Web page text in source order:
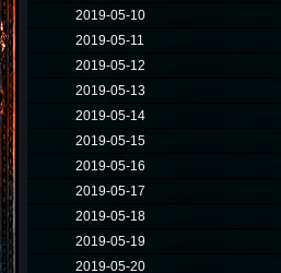
2019-05-10
2019-05-11
2019-05-12
2019-05-13
2019-05-14
2019-05-15
2019-05-16
2019-05-17
2019-05-18
2019-05-19
2019-05-20